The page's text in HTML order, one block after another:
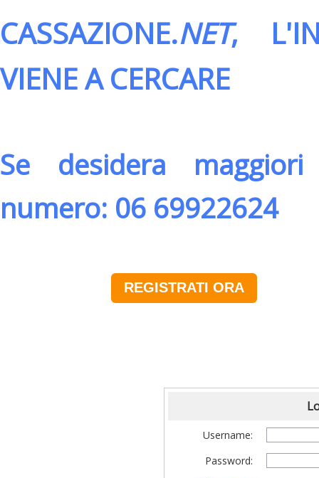
CASSAZIONE.NET,
VIENE A CERCARE
Se desidera
numero: 06 69922624
REGISTRATI ORA
Username:
Password: